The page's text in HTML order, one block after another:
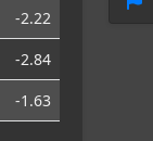
-2.22
-2.84
-1.63